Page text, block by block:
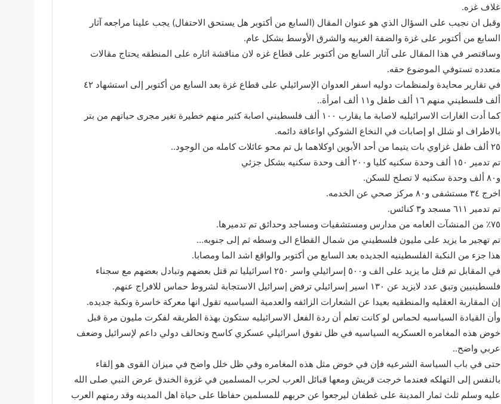
غلاف غزه.
وقبل ان نجيب على السؤال الذي هو عنوان المقال (السابع من أكتوبر هل يستحق الاحتفال) يجب علينا مراجعه آثار
السابع من أكتوبر على غزة والضفة الغربيه والشرق الأوسط بشكل عام.
وساقتصر في هذا المقال على آثار السابع من أكتوبر على قطاع غزه لان مناقشة اثاره على المنطقه يحتاج مقالات
متعدده تستوفي الموضوع حقه.
في تقارير محايدة ولمنظمات دوليه اسفر العدوان الإسرائيلي على قطاع غزة بعد السابع من أكتوبر إلى استشهاد ٤٢
ألف فلسطيني منهم ١٦ ألف طفل و١١ ألف امرأة..
كما أدت الغارات الاسرائيليه لاصابة ما يقارب ١٠٠ ألف فلسطيني اصابة كثير منهم خطيرة تغير مجرى حياتهم من بتر
بالاطراف او شلل او إصابات في النخاع الشوكي اواعاقة دائمه.
٢٥ ألف طفل غزاوي بات يتيما من أحد الأبوين اوكلاهما بل تم محو عائلات كامله من الوجود..
تم تدمير ١٥٠ ألف وحدة سكنيه كليا و٢٠٠ ألف وحدة سكنيه بشكل جزئي
و٨٠ ألف وحدة سكنيه لا تصلح للسكن.
اخرج ٣٤ مستشفى و٨٠ مركز صحي عن الخدمه.
تم تدمير ٦١١ مسجد و٣ كنائس.
٧٥٪ من المنشآت العامه من مدارس ومستشفيات ومساجد وحدائق تم تدميرها.
تم تهجير ما يزيد على مليون فلسطيني من شمال القطاع الى وسطه ثم إلى جنوبه…
هذا جزء من النكبة الفلسطينيه الجديده بعد السابع من أكتوبر والواقع اشد الما ومصابا.
في المقابل تم قتل ما يزيد على الف و٥٠٠ إسرائيلي واسر ٢٥٠ اسرائيليا تم قتل بعضهم وتبادل بعضهم مع سجناء
فلسطينيين وتبق عدد لايزيد عن ١٣٠ اسير إسرائيلي ترفض إسرائيل الاستجابة لشروط حماس للافراج عنهم.
إن المقاربة العقليه والمنطقيه بعيدا عن الشعارات الزائفه والعدمية السياسيه تقول انها معركة خاسرة ونكبة جديده.
وأن القيادة السياسيه لحماس لو كانت تعلم أن ردة الفعل الاسرائيليه ستكون بهذة الطريقه لفكرت مليون مرة قبل
خوض هذه المغامره العسكريه السياسيه في ظل تفوق اسرائيلي عسكري كاسح وتحالف دولي داعم لإسرائيل وضعف
عربي واضح..
حتى في باب السياسة الشرعيه فإن في خوض مثل هذه المغامره وفي ظل خلل واضح في ميزان القوى هو إلقاء
بالنفس إلى التهلكه فعندما خرجت قريش ومعها قبائل العرب لحرب المسلمين في غزوة الخندق عرض النبي صلى الله
عليه وسلم ثلث ثمار المدينة على غطفان ليرجعوا عن حربهم للمسلمين حفاظا على حياة اهل المدينه وقد رمتهم العرب